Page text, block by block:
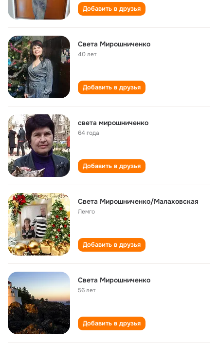
Добавить в друзья
Света Мирошниченко
40 лет
Добавить в друзья
света мирошниченко
64 года
Добавить в друзья
Света Мирошниченко/Малаховская
Лемго
Добавить в друзья
Света Мирошниченко
56 лет
Добавить в друзья